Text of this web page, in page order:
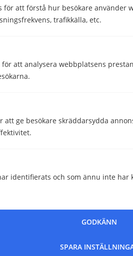
för att förstå hur besökare använder
trafikkälla, etc.
för att analysera webbplatsens
att ge besökare skräddarsydda
identifierats och som ännu inte har
SPARA
GODKÄNN
Granskad av